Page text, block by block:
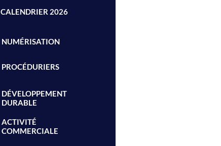
CALENDRIER 2026
NUMÉRISATION
PROCÉDURIERS
DÉVELOPPEMENT
DURABLE
ACTIVITÉ
COMMERCIALE